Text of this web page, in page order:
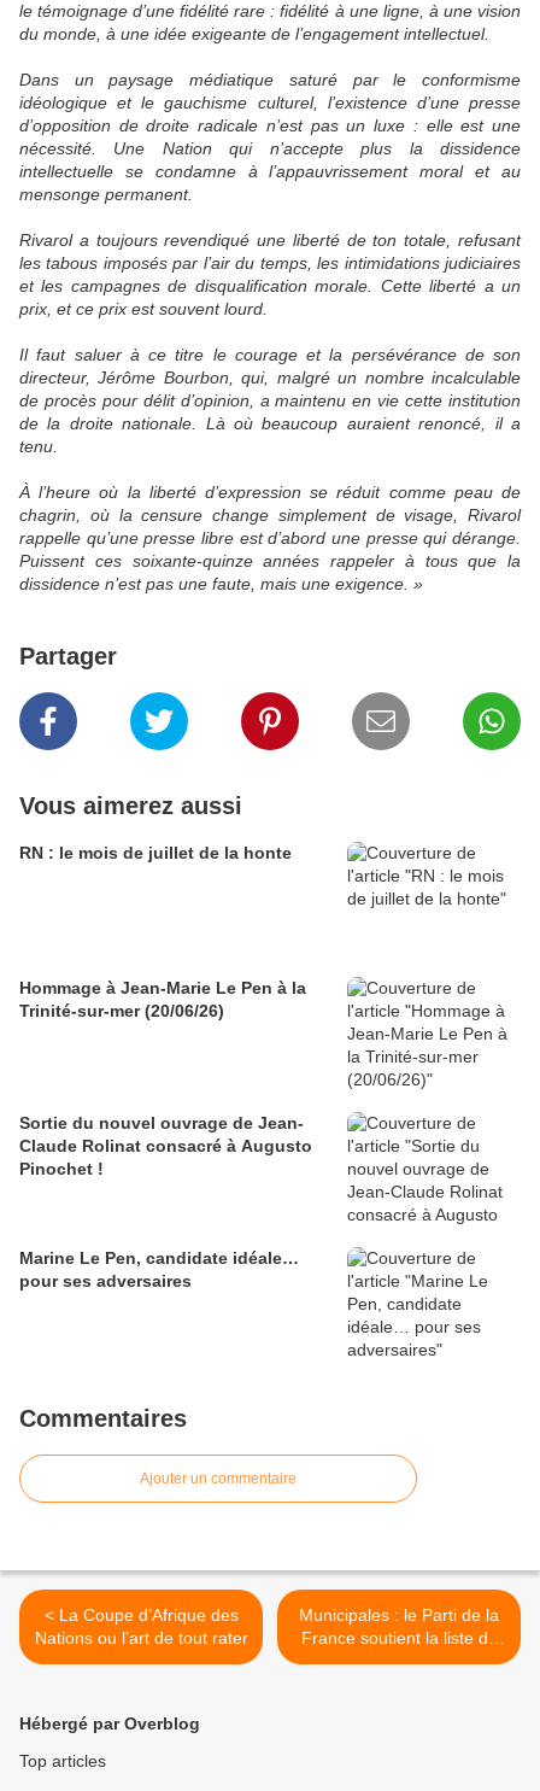
le témoignage d’une fidélité rare : fidélité à une ligne, à une vision
du monde, à une idée exigeante de l’engagement intellectuel.
Dans un paysage médiatique saturé par le conformisme
idéologique et le gauchisme culturel, l’existence d’une presse
d’opposition de droite radicale n’est pas un luxe : elle est une
nécessité. Une Nation qui n’accepte plus la dissidence
intellectuelle se condamne à l’appauvrissement moral et au
mensonge permanent.
Rivarol a toujours revendiqué une liberté de ton totale, refusant
les tabous imposés par l’air du temps, les intimidations judiciaires
et les campagnes de disqualification morale. Cette liberté a un
prix, et ce prix est souvent lourd.
Il faut saluer à ce titre le courage et la persévérance de son
directeur, Jérôme Bourbon, qui, malgré un nombre incalculable
de procès pour délit d’opinion, a maintenu en vie cette institution
de la droite nationale. Là où beaucoup auraient renoncé, il a
tenu.
À l’heure où la liberté d’expression se réduit comme peau de
chagrin, où la censure change simplement de visage, Rivarol
rappelle qu’une presse libre est d’abord une presse qui dérange.
Puissent ces soixante-quinze années rappeler à tous que la
dissidence n’est pas une faute, mais une exigence. »
Partager
Vous aimerez aussi
RN : le mois de juillet de la honte
Hommage à Jean-Marie Le Pen à la
Trinité-sur-mer (20/06/26)
Sortie du nouvel ouvrage de Jean-
Claude Rolinat consacré à Augusto
Pinochet !
Marine Le Pen, candidate idéale…
pour ses adversaires
Commentaires
Ajouter un commentaire
< La Coupe d’Afrique des
Nations ou l’art de tout rater
Municipales : le Parti de la
France soutient la liste de
Frédéric Mazier à Rouen >
Hébergé par Overblog
Top articles